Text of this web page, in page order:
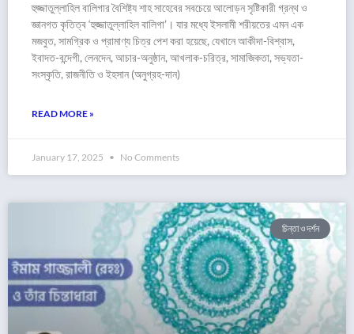
হুজ্জাতুল্লাহিল বালিগার বৈশিষ্ট্য শাহ সাহেবের সবচেয়ে আলোড়ন সৃষ্টিকারী গ্রন্থ ও
জ্ঞানগত কৃতিত্ব ‘হুজ্জাতুল্লাহিল বালিগা’। যার মধ্যে ইসলামী শরীয়তের এমন এক
মজবুত, সামগ্রিক ও প্রামাণ্য চিত্র পেশ করা হয়েছে, যেখানে আকীদা-বিশ্বাস,
ইবাদত-বন্দেগী, লেনদেন, আচার-অনুষ্ঠান, আখলাক-চরিত্র, সামাজিকতা, সভ্যতা-
সংস্কৃতি, রাজনীতি ও ইহসান (অনুগ্রহ-দান)
READ MORE »
January 17, 2025 No Comments
চিন্তা ও দর্শন